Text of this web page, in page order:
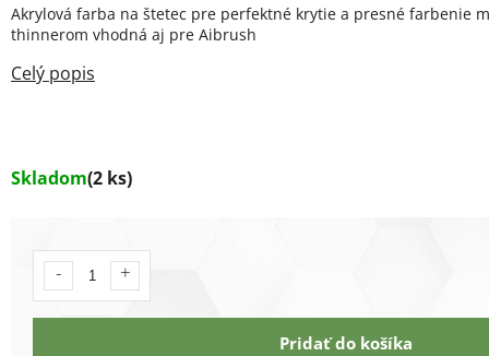
Skladom(2 ks)
Pridať do košíka
Akrylová farba na štetec pre perfektné krytie a presné farbenie
thinnerom vhodná aj pre Aibrush